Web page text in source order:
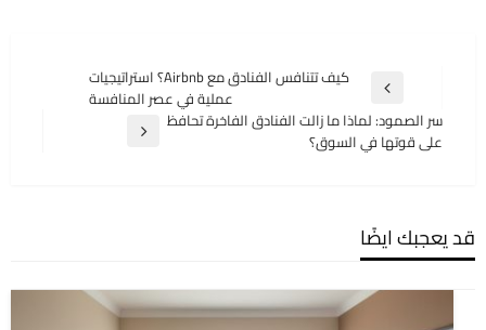
المقالات
المقالة
السابقة
كيف تتنافس الفنادق مع Airbnb؟ استراتيجيات
عملية في عصر المنافسة
المقالة
سر الصمود: لماذا ما زالت الفنادق الفاخرة تحافظ
على قوتها في السوق؟
قد يعجبك ايضًا